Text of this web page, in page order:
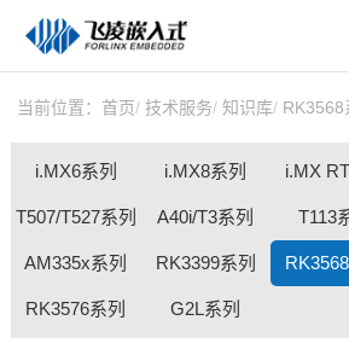
产品中心
技术与支持
在线文档
方案定制
当前位置： 首页 技术服务 知识库 RK3568
i.MX6系列 i.MX8系列 i.MX
T507/T527系列 A40i/T3系列 T113
AM335x系列 RK3399系列
RK3576系列 G2L系列